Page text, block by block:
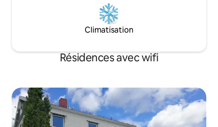
Climatisation
Résidences avec wifi